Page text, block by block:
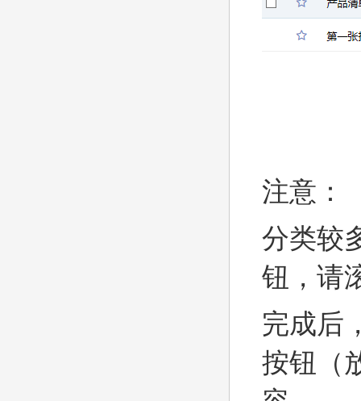
注意：
分类较
钮，请
完成后
按钮（